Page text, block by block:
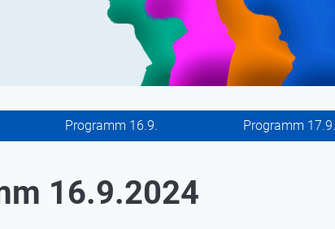
Programm 16.9. Programm 17.9.
16.9.2024